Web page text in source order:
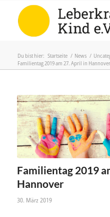
Du bist hier: Startseite / News /
Familientag 2019 am 27. April in Hannover
Familientag 2019
Hannover
30. März 2019